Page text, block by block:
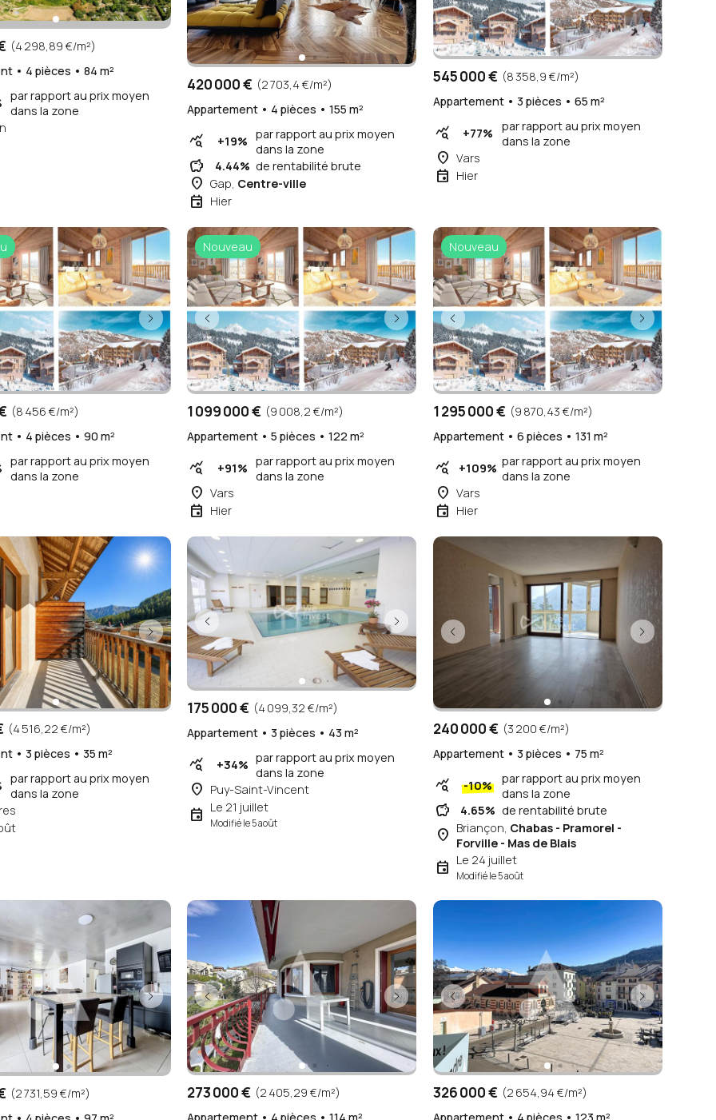
(4 298,89 €/m²)
• 4 pièces • 84 m²
par rapport au prix moyen
dans la zone
420 000 € (2 703,4 €/m²)
Appartement • 4 pièces • 155 m²
query_stats +19% par rapport au prix moyen
dans la zone
savings 4.44% de rentabilité brute
place Gap, Centre-ville
event Hier
545 000 € (8 358,9 €/m²)
Appartement • 3 pièces • 65 m²
query_stats +77%
par rapport au prix moyen
dans la zone
place Vars
event Hier
(8 456 €/m²)
• 4 pièces • 90 m²
par rapport au prix moyen
dans la zone
Nouveau
1 099 000 € (9 008,2 €/m²)
Appartement • 5 pièces • 122 m²
query_stats +91% par rapport au prix moyen
dans la zone
place Vars
event Hier
Nouveau
1 295 000 € (9 870,43 €/m²)
Appartement • 6 pièces • 131 m²
query_stats +109% par rapport au prix moyen
dans la zone
place Vars
event Hier
(4 516,22 €/m²)
• 3 pièces • 35 m²
par rapport au prix moyen
dans la zone
175 000 € (4 099,32 €/m²)
Appartement • 3 pièces • 43 m²
query_stats +34% par rapport au prix moyen
dans la zone
place Puy-Saint-Vincent
event Le 21 juillet
Modifié le 5 août
240 000 € (3 200 €/m²)
Appartement • 3 pièces • 75 m²
query_stats -10%
par rapport au prix moyen
dans la zone
savings 4.65% de rentabilité brute
place Briançon, Chabas - Pramorel -
Forville - Mas de Blais
event Le 24 juillet
Modifié le 5 août
(2 731,59 €/m²)
273 000 € (2 405,29 €/m²)
326 000 € (2 654,94 €/m²)